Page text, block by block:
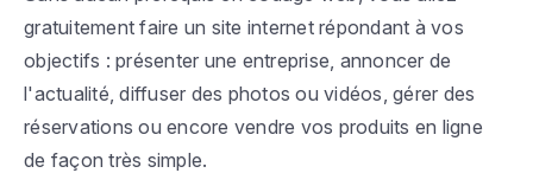
gratuitement faire un site internet répondant à vos
objectifs : présenter une entreprise, annoncer de
l'actualité, diffuser des photos ou vidéos, gérer des
réservations ou encore vendre vos produits en ligne
de façon très simple.